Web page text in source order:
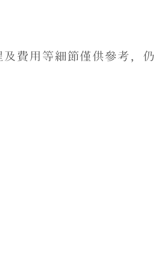
及費用等細節僅供參考，